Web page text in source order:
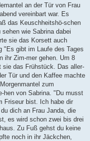
an der Tür von Frau
vereinbart war. Es
das Keuschheitshö-schen
wie Sabrina dabei
sie das Korsett auch
"Es gibt im Laufe des Tages
ihr Zim-mer gehen. Um 8
sie das Frühstück. Das aller-
Tür und den Kaffee machte
zum
hen von Sabrina. "Du musst
Friseur bist. Ich habe dir
dich an Frau Janda, die
es wird schon zwei bis drei
Zu Fuß gehst du keine
noch in ihr Jäckchen,